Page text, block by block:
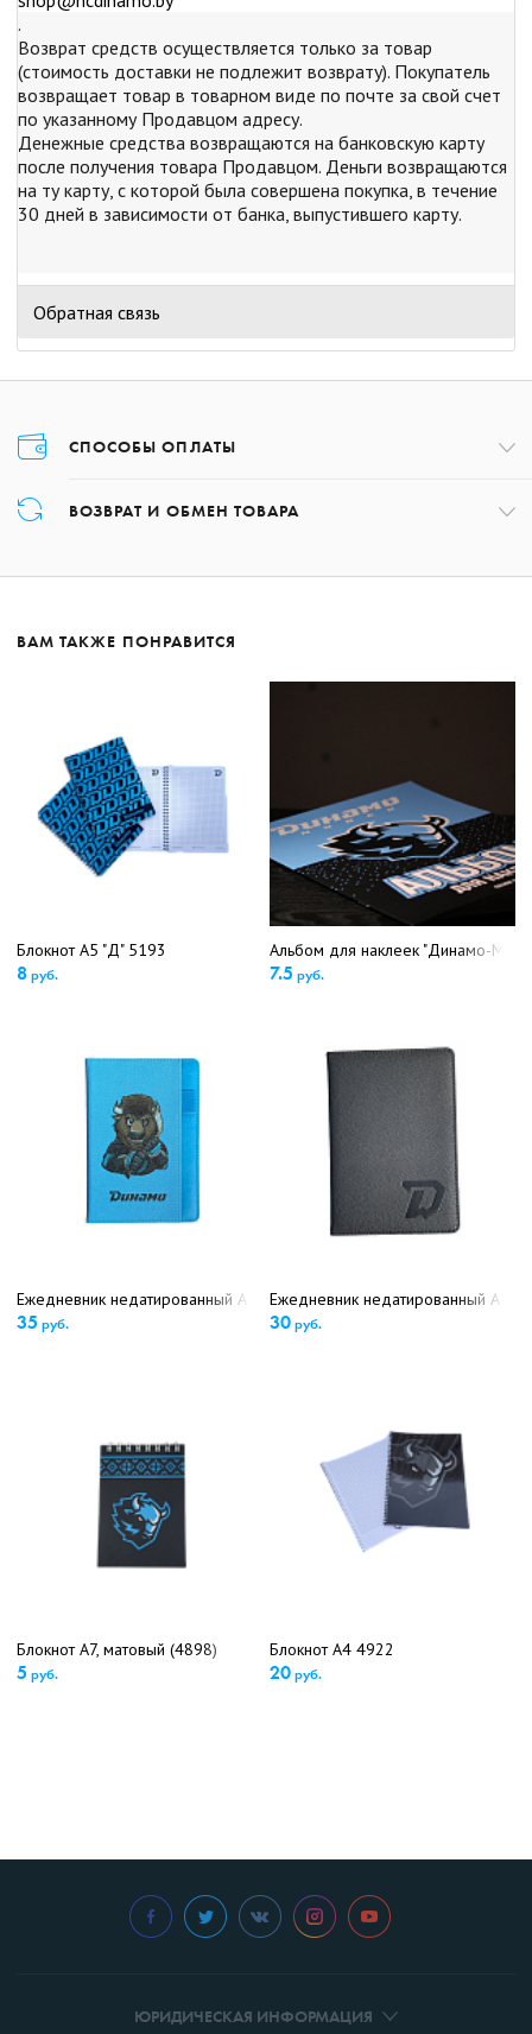
.
Возврат средств осуществляется только за товар
(стоимость доставки не подлежит возврату). Покупатель
возвращает товар в товарном виде по почте за свой счет
по указанному Продавцом адресу.
Денежные средства возвращаются на банковскую карту
после получения товара Продавцом. Деньги возвращаются
на ту карту, с которой была совершена покупка, в течение
30 дней в зависимости от банка, выпустившего карту.
Обратная связь
СПОСОБЫ ОПЛАТЫ
заказа.
ВОЗВРАТ И ОБМЕН ТОВАРА
получения заказа, обратившись по номеру +375 17 227-01-97 либо,
ВАМ ТАКЖЕ ПОНРАВИТСЯ
Блокнот А5 "Д" 5193
8руб.
Альбом для наклеек "Динамо-
7.5 руб.
Ежедневник недатированный А5 (5748)
35 руб.
Ежедневник недатированный А5
30 руб.
Блокнот А7, матовый (4898)
5 руб.
Блокнот А4 4922
20 руб.
ЮРИДИЧЕСКАЯ ИНФОРМАЦИЯ